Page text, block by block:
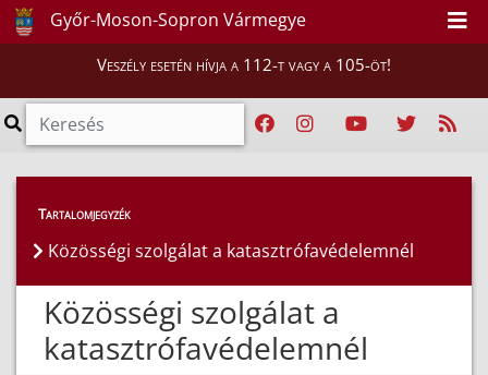
Győr-Moson-Sopron Vármegye
Veszély esetén hívja a 112-t vagy a 105-öt!
Lakosság >
Közösségi szolgálat a katasztrófavédelemnél
Tartalomjegyzék
Közösségi szolgálat a katasztrófavédelemnél
Közösségi szolgálat a
katasztrófavédelemnél